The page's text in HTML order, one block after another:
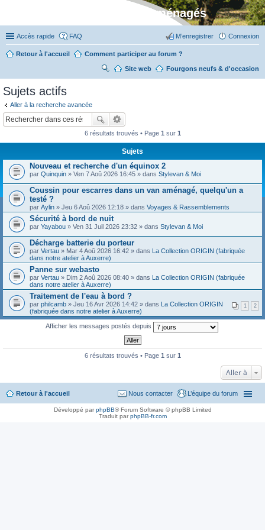
Stylevan - Vans aménagés
Accès rapide FAQ Connexion
M’enregistrer
Retour à l'accueil Comment participer au forum ?
Fourgons neufs & d'occasion
Site web
R
ch
er
Sujets actifs
Aller à la recherche avancée
6 résultats trouvés • Page 1 sur 1
Sujets
Nouveau et recherche d'un équinox 2
par Quinquin » Ven 7 Aoû 2026 16:45 » dans Stylevan & Moi
Coussin pour escarres dans un van aménagé, quelqu'un a
testé ?
par Aylin » Jeu 6 Aoû 2026 12:18 » dans Voyages & Rassemblements
Sécurité à bord de nuit
par Yayabou » Ven 31 Juil 2026 23:32 » dans Stylevan & Moi
Décharge batterie du porteur
par Vertau » Mar 4 Aoû 2026 16:42 » dans La Collection ORIGIN (fabriquée
dans notre atelier à Auxerre)
Panne sur webasto
par Vertau » Dim 2 Aoû 2026 08:40 » dans La Collection ORIGIN (fabriquée
dans notre atelier à Auxerre)
Traitement de l'eau à bord ?
1 2
par philcamb » Jeu 16 Avr 2026 14:42 » dans La Collection ORIGIN
(fabriquée dans notre atelier à Auxerre)
Afficher les messages postés depuis
6 résultats trouvés • Page 1 sur 1
Aller à
Retour à l'accueil L’équipe du forum
Nous contacter
Développé parphpBB® Forum Software © phpBB Limited
Traduit parphpBB-fr.com